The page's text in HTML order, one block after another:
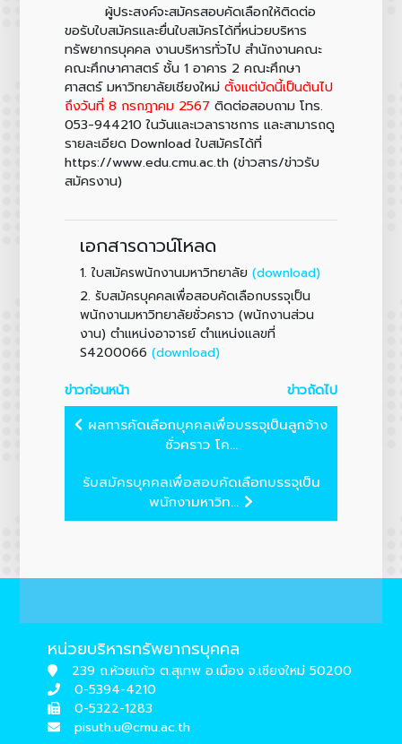
ผู้ประสงค์จะสมัครสอบคัดเลือกให้ติดต่อ
ขอรับใบสมัครและยื่นใบสมัครได้ที่หน่วยบริหาร
ทรัพยากรบุคคล งานบริหารทั่วไป สำนักงานคณะ
คณะศึกษาศาสตร์ ชั้น 1 อาคาร 2 คณะศึกษา
ศาสตร์ มหาวิทยาลัยเชียงใหม่ ตั้งแต่บัดนี้เป็นต้นไป
ถึงวันที่ 8 กรกฎาคม 2567 ติดต่อสอบถาม โทร.
053-944210 ในวันและเวลาราชการ และสามารถดู
รายละเอียด Download ใบสมัครได้ที่
https://www.edu.cmu.ac.th (ข่าวสาร/ข่าวรับ
สมัครงาน)
เอกสารดาวน์โหลด
1.ใบสมัครพนักงานมหาวิทยาลัย (download)
2. รับสมัครบุคคลเพื่อสอบคัดเลือกบรรจุเป็น
พนักงานมหาวิทยาลัยชั่วคราว (พนักงานส่วน
งาน) ตำแหน่งอาจารย์ ตำแหน่งแลขที่
S4200066 (download)
ข่าวก่อนหน้า
ข่าวถัดไป
ผลการคัดเลือกบุคคลเพื่อบรรจุเป็นลูกจ้าง
ชั่วคราว โค...
รับสมัครบุคคลเพื่อสอบคัดเลือกบรรจุเป็น
พนักงามหาวิท...
หน่วยบริหารทรัพยากรบุคคล
239 ถ.ห้วยแก้ว ต.สุเทพ อ.เมือง จ.เชียงใหม่ 50200
0-5394-4210
0-5322-1283
pisuth.u@cmu.ac.th